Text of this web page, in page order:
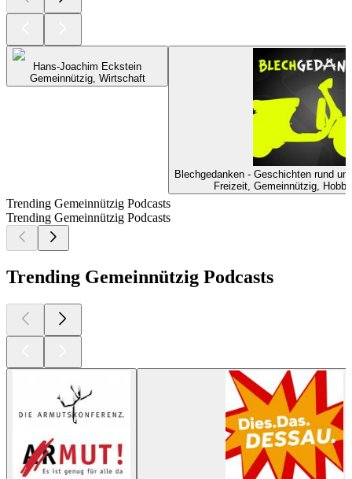
Hans-Joachim Eckstein
Gemeinnützig, Wirtschaft
Blechgedanken - Geschichten rund
Freizeit, Gemeinnützig,
Trending Gemeinnützig Podcasts
Trending Gemeinnützig Podcasts
Trending Gemeinnützig Podcasts